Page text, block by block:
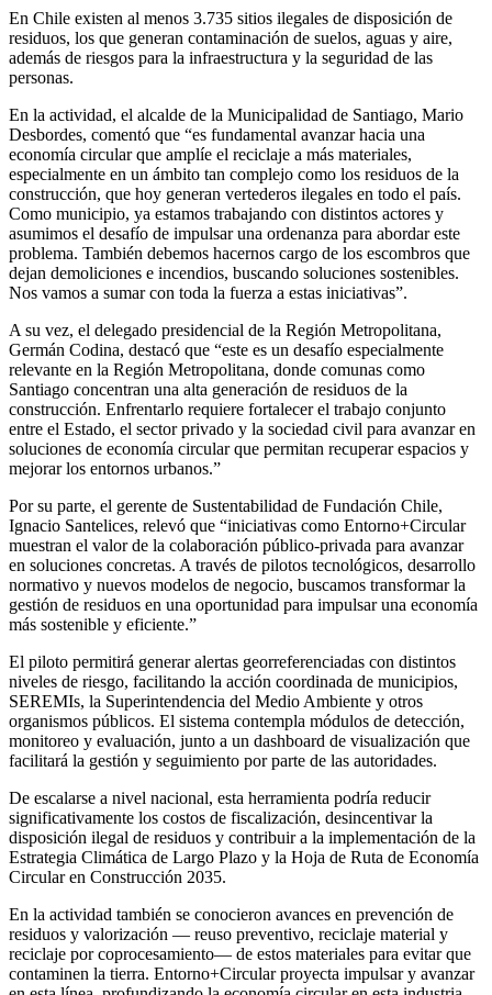
En Chile existen al menos 3.735 sitios ilegales de disposición de
residuos, los que generan contaminación de suelos, aguas y aire,
además de riesgos para la infraestructura y la seguridad de las
personas.
En la actividad, el alcalde de la Municipalidad de Santiago, Mario
Desbordes, comentó que “es fundamental avanzar hacia una
economía circular que amplíe el reciclaje a más materiales,
especialmente en un ámbito tan complejo como los residuos de la
construcción, que hoy generan vertederos ilegales en todo el país.
Como municipio, ya estamos trabajando con distintos actores y
asumimos el desafío de impulsar una ordenanza para abordar este
problema. También debemos hacernos cargo de los escombros que
dejan demoliciones e incendios, buscando soluciones sostenibles.
Nos vamos a sumar con toda la fuerza a estas iniciativas”.
A su vez, el delegado presidencial de la Región Metropolitana,
Germán Codina, destacó que “este es un desafío especialmente
relevante en la Región Metropolitana, donde comunas como
Santiago concentran una alta generación de residuos de la
construcción. Enfrentarlo requiere fortalecer el trabajo conjunto
entre el Estado, el sector privado y la sociedad civil para avanzar en
soluciones de economía circular que permitan recuperar espacios y
mejorar los entornos urbanos.”
Por su parte, el gerente de Sustentabilidad de Fundación Chile,
Ignacio Santelices, relevó que “iniciativas como Entorno+Circular
muestran el valor de la colaboración público-privada para avanzar
en soluciones concretas. A través de pilotos tecnológicos, desarrollo
normativo y nuevos modelos de negocio, buscamos transformar la
gestión de residuos en una oportunidad para impulsar una economía
más sostenible y eficiente.”
El piloto permitirá generar alertas georreferenciadas con distintos
niveles de riesgo, facilitando la acción coordinada de municipios,
SEREMIs, la Superintendencia del Medio Ambiente y otros
organismos públicos. El sistema contempla módulos de detección,
monitoreo y evaluación, junto a un dashboard de visualización que
facilitará la gestión y seguimiento por parte de las autoridades.
De escalarse a nivel nacional, esta herramienta podría reducir
significativamente los costos de fiscalización, desincentivar la
disposición ilegal de residuos y contribuir a la implementación de la
Estrategia Climática de Largo Plazo y la Hoja de Ruta de Economía
Circular en Construcción 2035.
En la actividad también se conocieron avances en prevención de
residuos y valorización — reuso preventivo, reciclaje material y
reciclaje por coprocesamiento— de estos materiales para evitar que
contaminen la tierra. Entorno+Circular proyecta impulsar y avanzar